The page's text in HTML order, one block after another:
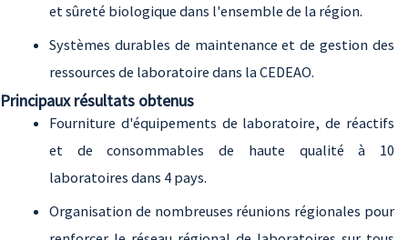
et sûreté biologique dans l'ensemble de la région.
Systèmes durables de maintenance et de gestion des
ressources de laboratoire dans la CEDEAO.
Principaux résultats obtenus
Fourniture d'équipements de laboratoire, de réactifs
et de consommables de haute qualité à 10
laboratoires dans 4 pays.
Organisation de nombreuses réunions régionales pour